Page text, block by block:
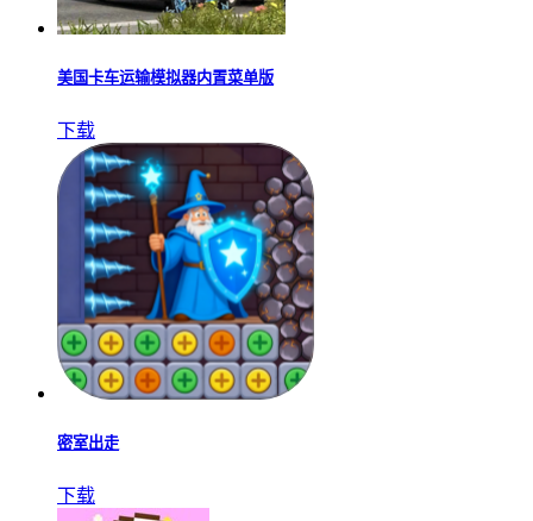
美国卡车运输模拟器内置菜单版
下载
密室出走
下载